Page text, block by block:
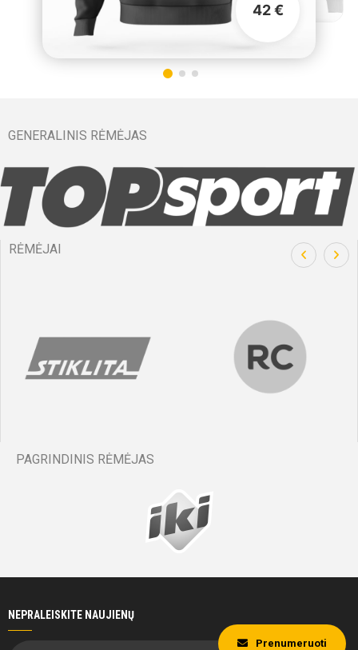
42 €
GENERALINIS RĖMĖJAS
RĖMĖJAI
PAGRINDINIS RĖMĖJAS
NEPRALEISKITE NAUJIENŲ
Prenumeruoti